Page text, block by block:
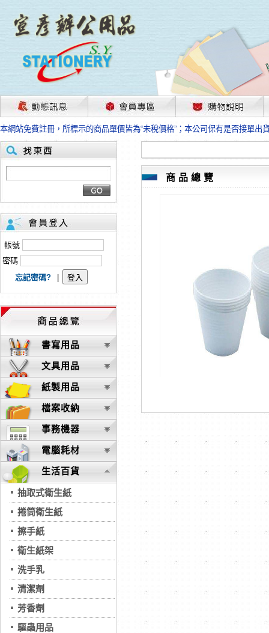
茲因國際情勢變化石油及塑化原物料波動漲幅甚大，部份上游供應商已採取
本網站免費註冊，所標示的商品單價皆為“未稅價格”；本公司保有是否接單出
HP、EPSON、CANON原廠耗材價格浮動，下單前請先跟客服人員確認最新
本網站免費註冊，所標示的商品單價皆為“未稅價格”；本公司保有是否接單出
匯款客戶請注意！因商品繁複來不及發現短缺，遂待客服人員跟您確認訂單
本網站免費註冊，所標示的商品單價皆為“未稅價格”；本公司保有是否接單出
茲因國際情勢變化石油及塑化原物料波動漲幅甚大，部份上游供應商已採取
本網站免費註冊，所標示的商品單價皆為“未稅價格”；本公司保有是否接單出
HP、EPSON、CANON原廠耗材價格浮動，下單前請先跟客服人員確認最新
本網站免費註冊，所標示的商品單價皆為“未稅價格”；本公司保有是否接單出
匯款客戶請注意！因商品繁複來不及發現短缺，遂待客服人員跟您確認訂單
本網站免費註冊，所標示的商品單價皆為“未稅價格”；本公司保有是否接單出
帳號
密碼
忘記密碼?
書寫用品
文具用品
紙製用品
檔案收納
事務機器
電腦耗材
生活百貨
抽取式衛生紙
捲筒衛生紙
擦手紙
衛生紙架
洗手乳
清潔劑
芳香劑
驅蟲用品
商品總覽